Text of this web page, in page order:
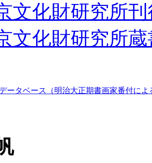
文化財研究所
文化財研究所
ータベース（明治大正期書画家番付によ